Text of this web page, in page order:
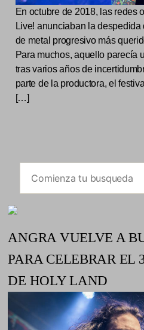
En octubre de 2018, las redes
Live! anunciaban la
de metal progresivo más
Para muchos, aquello parecía
tras varios años de
parte de la productora, el
[…]
ANGRA VUELVE A
PARA CELEBRAR EL
DE HOLY LAND